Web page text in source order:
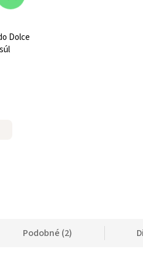
Dolce
Podobné (2)